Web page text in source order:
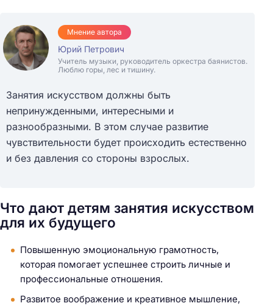
Мнение автора
Юрий Петрович
Учитель музыки, руководитель оркестра баянистов.
Люблю горы, лес и тишину.
Занятия искусством должны быть
непринужденными, интересными и
разнообразными. В этом случае развитие
чувствительности будет происходить естественно
и без давления со стороны взрослых.
Что дают детям занятия искусством
для их будущего
Повышенную эмоциональную грамотность,
которая помогает успешнее строить личные и
профессиональные отношения.
Развитое воображение и креативное мышление,